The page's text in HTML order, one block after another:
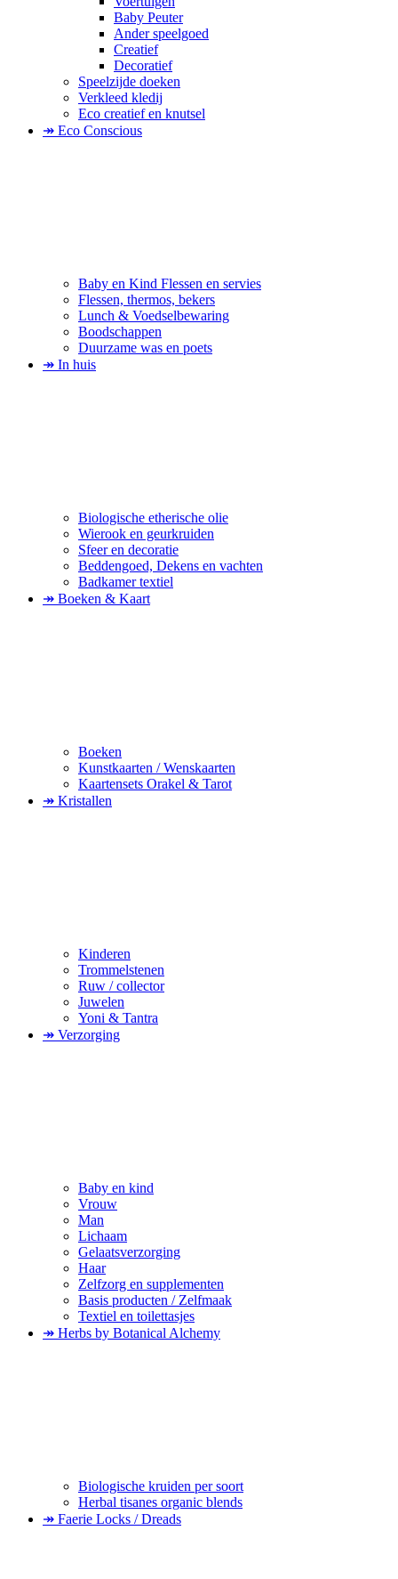
Baby Peuter
Ander speelgoed
Creatief
Decoratief
Speelzijde doeken
Verkleed kledij
Eco creatief en knutsel
↠ Eco Conscious
Baby en Kind Flessen en servies
Flessen, thermos, bekers
Lunch & Voedselbewaring
Boodschappen
Duurzame was en poets
↠ In huis
Biologische etherische olie
Wierook en geurkruiden
Sfeer en decoratie
Beddengoed, Dekens en vachten
Badkamer textiel
↠ Boeken & Kaart
Boeken
Kunstkaarten / Wenskaarten
Kaartensets Orakel & Tarot
↠ Kristallen
Kinderen
Trommelstenen
Ruw / collector
Juwelen
Yoni & Tantra
↠ Verzorging
Baby en kind
Vrouw
Man
Lichaam
Gelaatsverzorging
Haar
Zelfzorg en supplementen
Basis producten / Zelfmaak
Textiel en toilettasjes
↠ Herbs by Botanical Alchemy
Biologische kruiden per soort
Herbal tisanes organic blends
↠ Faerie Locks / Dreads